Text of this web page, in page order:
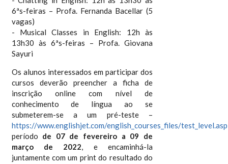
6ªs-feiras – Profa. Fernanda Bacellar (5
vagas)
- Musical Classes in English: 12h às
13h30 às 6ªs-feiras – Profa. Giovana
Sayuri
Os alunos interessados em participar dos
cursos deverão preencher a ficha de
inscrição online com nível de
conhecimento de língua ao se
submeterem-se a um pré-teste –
https://www.englishjet.com/english_courses_files/test_level.asp
período de 07 de fevereiro a 09 de
março de 2022, e encaminhá-la
juntamente com um print do resultado do